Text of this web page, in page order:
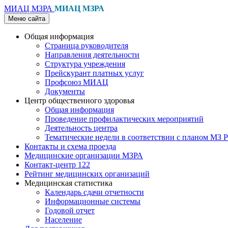
МИАЦ МЗРА МИАЦ МЗРА
Меню сайта
Общая информация
Страница руководителя
Направления деятельности
Структура учреждения
Прейскурант платных услуг
Профсоюз МИАЦ
Документы
Центр общественного здоровья
Общая информация
Проведение профилактических мероприятий
Деятельность центра
Тематические недели в соответствии с планом МЗ
Контакты и схема проезда
Медицинские организации МЗРА
Контакт-центр 122
Рейтинг медицинских организаций
Медицинская статистика
Календарь сдачи отчетности
Информационные системы
Годовой отчет
Население